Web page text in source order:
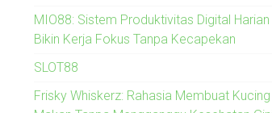
MIO88: Sistem Produktivitas Digital
Bikin Kerja Fokus Tanpa Kecapekan
SLOT88
Frisky Whiskerz: Rahasia Membuat